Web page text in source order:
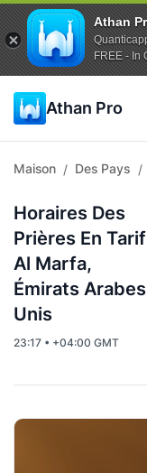
Athan
FREE - In
Athan Pro
Maison / Des Pays /
Horaires Des
Prières En Tarif
Al Marfa,
Émirats Arabes
Unis
23:17 • +04:00 GMT